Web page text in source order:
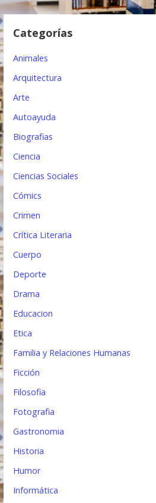
d
n
Categorías
Animales
Arquitectura
Arte
Autoayuda
Biografias
Ciencia
Ciencias Sociales
Cómics
Crimen
Crítica Literaria
Cuerpo
Deporte
Drama
Educacion
Etica
Familia y Relaciones Humanas
Ficción
Filosofia
Fotografia
Gastronomia
Historia
Humor
Informática